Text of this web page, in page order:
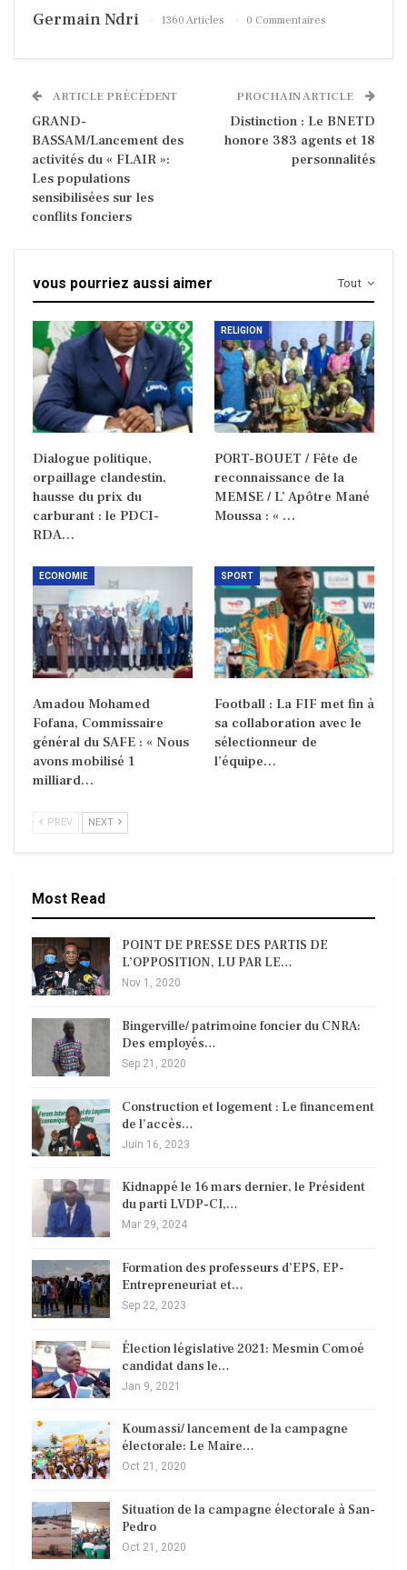
Germain Ndri 1360 Articles 0 Commentaires
ARTICLE PRÉCÉDENT
GRAND-
BASSAM/Lancement des
activités du « FLAIR »:
Les populations
sensibilisées sur les
conflits fonciers
PROCHAIN ARTICLE
Distinction : Le BNETD
honore 383 agents et 18
personnalités
Tout
vous pourriez aussi aimer
Dialogue politique,
orpaillage clandestin,
hausse du prix du
carburant : le PDCI-
RDA…
RELIGION
PORT-BOUET / Fête de
reconnaissance de la
MEMSE / L’ Apôtre Mané
Moussa : « …
ECONOMIE
Amadou Mohamed
Fofana, Commissaire
général du SAFE : « Nous
avons mobilisé 1
milliard…
SPORT
Football : La FIF met fin à
sa collaboration avec le
sélectionneur de
l’équipe…
PREV NEXT
Most Read
POINT DE PRESSE DES PARTIS DE
L’OPPOSITION, LU PAR LE…
Nov 1, 2020
Bingerville/ patrimoine foncier du CNRA:
Des employés…
Sep 21, 2020
Construction et logement : Le financement
de l’accès…
Juin 16, 2023
Kidnappé le 16 mars dernier, le Président
du parti LVDP-CI,…
Mar 29, 2024
Formation des professeurs d’EPS, EP-
Entrepreneuriat et…
Sep 22, 2023
Élection législative 2021: Mesmin Comoé
candidat dans le…
Jan 9, 2021
Koumassi/ lancement de la campagne
électorale: Le Maire…
Oct 21, 2020
Situation de la campagne électorale à San-
Pedro
Oct 21, 2020